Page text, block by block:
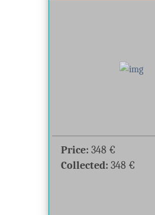
Price: 348 €
Collected: 348 €